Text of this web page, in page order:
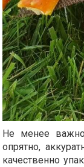
Не менее
опрятно,
качественно